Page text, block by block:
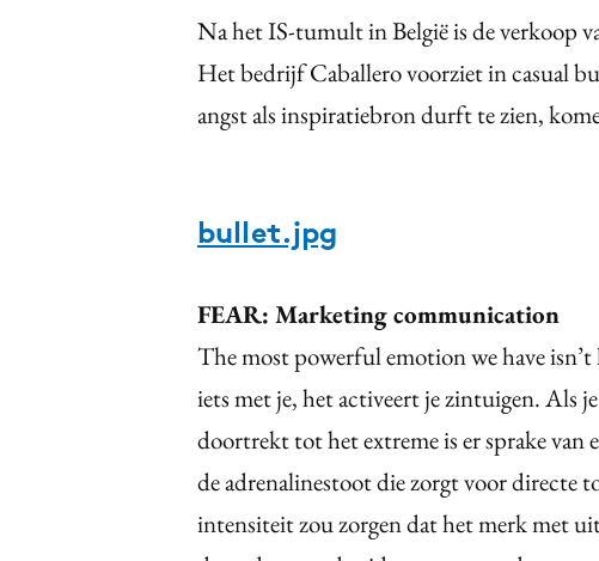
Na het IS-tumult in België is de verkoop
Het bedrijf Caballero voorziet in casual
angst als inspiratiebron durft te zien,
bullet.jpg
FEAR: Marketing communication
The most powerful emotion we have
iets met je, het activeert je zintuigen. Als
doortrekt tot het extreme is er sprake
de adrenalinestoot die zorgt voor directe
intensiteit zou zorgen dat het merk met